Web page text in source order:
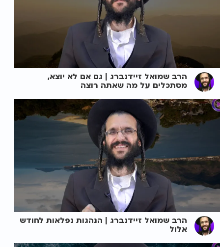
הרב שמואל זיידנברג | גם אם לא יוצא,
מסתכלים על מה שאתה רוצה
הרב שמואל זיידנברג | הנהגות נפלאות לחודש
אלול